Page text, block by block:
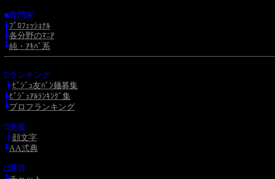
■専門家
┣ﾌﾟﾛﾌｪｯｼｮﾅﾙ
┣各分野のﾏﾆｱ
┗純・ｱｷﾊﾞ系
□ランキング
┣ﾋﾞｼﾞｭ友ﾊﾞﾝ麺募集
┣ﾋﾞｼﾞｭｱﾙﾗﾝｷﾝｸﾞ集
┗プロフランキング
□支援
┣顔文字
┗AA弍典
□運営